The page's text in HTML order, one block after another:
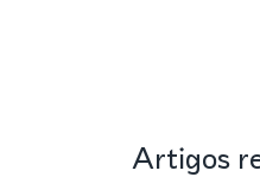
Artigos